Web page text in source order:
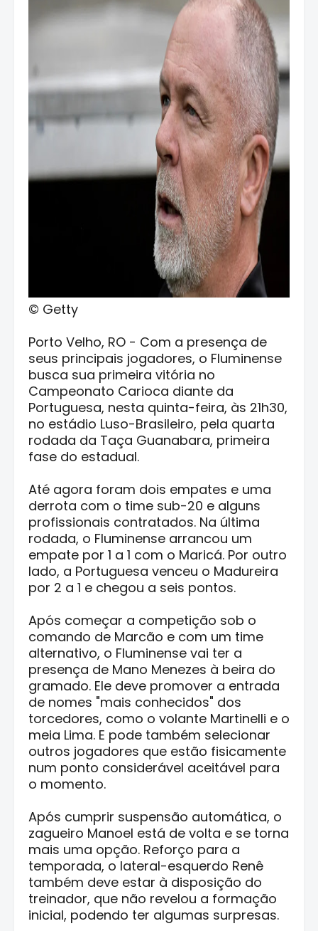
© Getty
Porto Velho, RO - Com a presença de
seus principais jogadores, o Fluminense
busca sua primeira vitória no
Campeonato Carioca diante da
Portuguesa, nesta quinta-feira, às 21h30,
no estádio Luso-Brasileiro, pela quarta
rodada da Taça Guanabara, primeira
fase do estadual.
Até agora foram dois empates e uma
derrota com o time sub-20 e alguns
profissionais contratados. Na última
rodada, o Fluminense arrancou um
empate por 1 a 1 com o Maricá. Por outro
lado, a Portuguesa venceu o Madureira
por 2 a 1 e chegou a seis pontos.
Após começar a competição sob o
comando de Marcão e com um time
alternativo, o Fluminense vai ter a
presença de Mano Menezes à beira do
gramado. Ele deve promover a entrada
de nomes "mais conhecidos" dos
torcedores, como o volante Martinelli e o
meia Lima. E pode também selecionar
outros jogadores que estão fisicamente
num ponto considerável aceitável para
o momento.
Após cumprir suspensão automática, o
zagueiro Manoel está de volta e se torna
mais uma opção. Reforço para a
temporada, o lateral-esquerdo Renê
também deve estar à disposição do
treinador, que não revelou a formação
inicial, podendo ter algumas surpresas.